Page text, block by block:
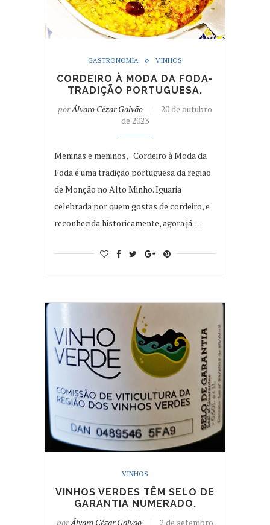
GASTRONOMIA VINHOS
CORDEIRO À MODA DA FODA-
TRADIÇÃO PORTUGUESA.
porÁlvaro Cézar Galvão
20 de outubro
de 2023
Meninas e meninos, Cordeiro à Moda da
Foda é uma tradição portuguesa da região
de Monção no Alto Minho. Iguaria
celebrada por quem gostas de cordeiro, e
reconhecida historicamente, agora já…
VINHOS
VINHOS VERDES TÊM SELO DE
GARANTIA NUMERADO.
porÁlvaro Cézar Galvão
2 de setembro